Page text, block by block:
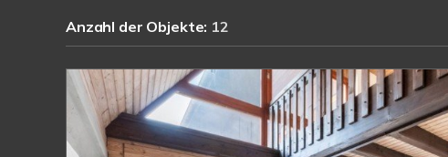
Anzahl der Objekte: 12